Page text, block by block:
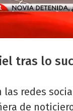
tras lo
las redes
de